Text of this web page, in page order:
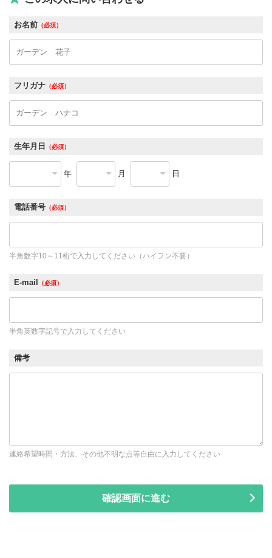
お名前 （必須）
フリガナ （必須）
生年月日 （必須）
年 月 日
電話番号 （必須）
半角数字10～11桁で入力してください（ハイフン不要）
E-mail （必須）
半角英数字記号で入力してください
備考
連絡希望時間・方法、その他不明な点等自由に入力してください